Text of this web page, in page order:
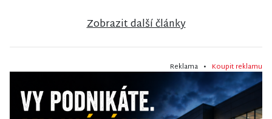
Zobrazit další články
Reklama • Koupit reklamu